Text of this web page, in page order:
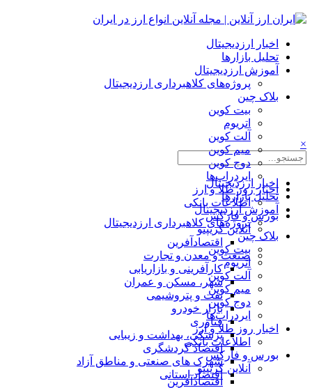
اخبار ارزدیجیتال
تحلیل بازارها
آموزش ارزدیجیتال
پروژه‌های کلاهبرداری ارزدیجیتال
بلاک چین
بیت کوین
اتریوم
آلت کوین
میم کوین‌
دوج کوین
ایردراپ‌ها
اخبار روز طلا و ارز
اطلاعات بانکی
بورس و فارکس
آنلاین کریپتو
اقتصادآفرین
صنعت و معدن و تجارت
کارآفرینی و بازاریابی
شهر، مسکن و عمران
نفت و پتروشیمی
بازار خودرو
فناوری
پزشکی، بهداشت و زیبایی
اقتصاد گردشگری
شهرک های صنعتی و مناطق آزاد
اقتصاد استانی
×
اخبار ارزدیجیتال
تحلیل بازارها
آموزش ارزدیجیتال
پروژه‌های کلاهبرداری ارزدیجیتال
بلاک چین
بیت کوین
اتریوم
آلت کوین
میم کوین‌
دوج کوین
ایردراپ‌ها
اخبار روز طلا و ارز
اطلاعات بانکی
بورس و فارکس
آنلاین کریپتو
اقتصادآفرین